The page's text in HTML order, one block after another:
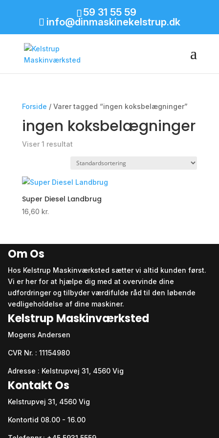
59 31 55 59
info@dinmaskinekelstrup.dk
Forside / Varer tagged “ingen koksbelægninger”
ingen koksbelægninger
Viser 1 resultat
Super Diesel Landbrug
16,60 kr.
Om Os
Hos Kelstrup Maskinværksted sætter vi altid kunden først.
Vi er her for at hjælpe dig med at overvinde dine
udfordringer og tilbyder værdifulde råd til den løbende
vedligeholdelse af dine maskiner.
Kelstrup Maskinværksted
Mogens Andersen
CVR Nr. : 11154980
Adresse : Kelstrupvej 31, 4560 Vig
Kontakt Os
Kelstrupvej 31, 4560 Vig
Kontortid 08.00 - 16.00